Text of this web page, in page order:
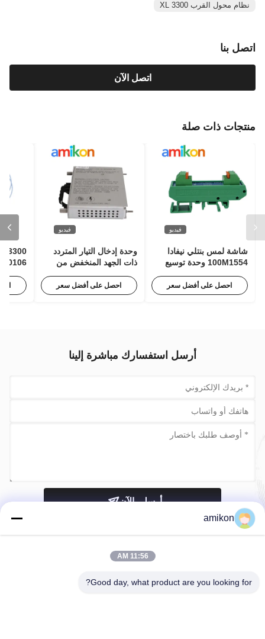
نظام محول القرب 3300 XL
اتصل بنا
اتصل الآن
منتجات ذات صلة
فيديو
شاشة لمس بنتلي نيفادا
100M1554 وحدة توسيع
احصل على أفضل سعر
فيديو
وحدة إدخال التيار المتردد
ذات الجهد المنخفض من
3500/15 63 هرتز مع 85
إلى 264 فولت تيار متردد
احصل على أفضل سعر
بدون
أرسل استفسارك مباشرة إلينا
أرسلي الآن
amikon
11:56 AM
Good day, what product are you looking for?